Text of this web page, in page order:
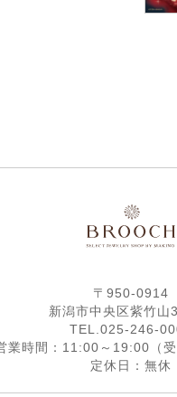
〒950-0914
新潟市中央区紫竹山
TEL.025-246-
業時間：11:00～19:00（受
定休日：無休